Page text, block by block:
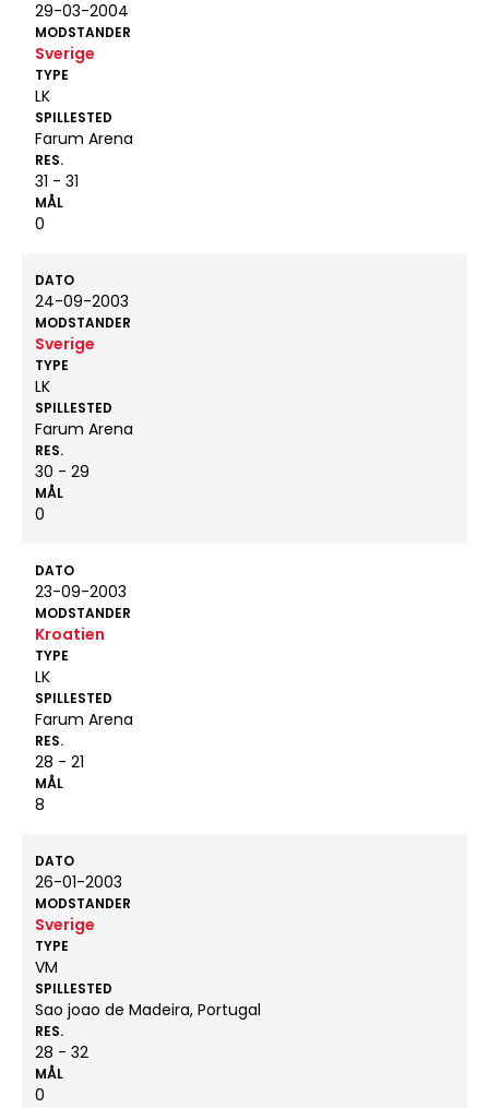
29-03-2004
MODSTANDER
Sverige
TYPE
LK
SPILLESTED
Farum Arena
RES.
31 - 31
MÅL
0
DATO
24-09-2003
MODSTANDER
Sverige
TYPE
LK
SPILLESTED
Farum Arena
RES.
30 - 29
MÅL
0
DATO
23-09-2003
MODSTANDER
Kroatien
TYPE
LK
SPILLESTED
Farum Arena
RES.
28 - 21
MÅL
8
DATO
26-01-2003
MODSTANDER
Sverige
TYPE
VM
SPILLESTED
Sao joao de Madeira, Portugal
RES.
28 - 32
MÅL
0